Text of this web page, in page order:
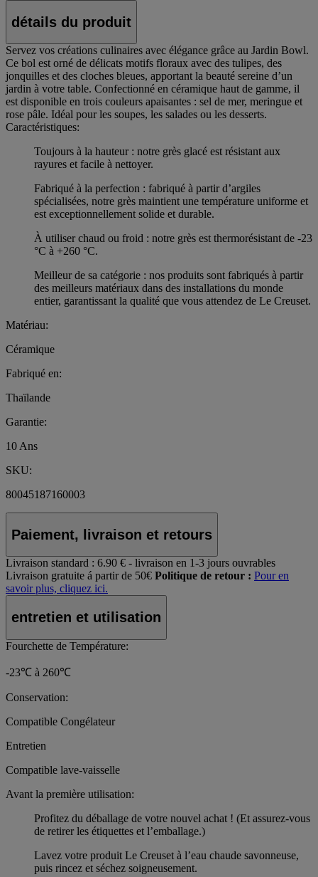
détails du produit
Servez vos créations culinaires avec élégance grâce au Jardin Bowl.
Ce bol est orné de délicats motifs floraux avec des tulipes, des
jonquilles et des cloches bleues, apportant la beauté sereine d’un
jardin à votre table. Confectionné en céramique haut de gamme, il
est disponible en trois couleurs apaisantes : sel de mer, meringue et
rose pâle. Idéal pour les soupes, les salades ou les desserts.
Caractéristiques:
Toujours à la hauteur : notre grès glacé est résistant aux
rayures et facile à nettoyer.
Fabriqué à la perfection : fabriqué à partir d’argiles
spécialisées, notre grès maintient une température uniforme et
est exceptionnellement solide et durable.
À utiliser chaud ou froid : notre grès est thermorésistant de -23
°C à +260 °C.
Meilleur de sa catégorie : nos produits sont fabriqués à partir
des meilleurs matériaux dans des installations du monde
entier, garantissant la qualité que vous attendez de Le Creuset.
Matériau:
Céramique
Fabriqué en:
Thaïlande
Garantie:
10 Ans
SKU:
80045187160003
Paiement, livraison et retours
Livraison standard : 6.90 € - livraison en 1-3 jours ouvrables
Livraison gratuite á partir de 50€ Politique de retour : Pour en
savoir plus, cliquez ici.
entretien et utilisation
Fourchette de Température:
-23℃ à 260℃
Conservation:
Compatible Congélateur
Entretien
Compatible lave-vaisselle
Avant la première utilisation:
Profitez du déballage de votre nouvel achat ! (Et assurez-vous
de retirer les étiquettes et l’emballage.)
Lavez votre produit Le Creuset à l’eau chaude savonneuse,
puis rincez et séchez soigneusement.